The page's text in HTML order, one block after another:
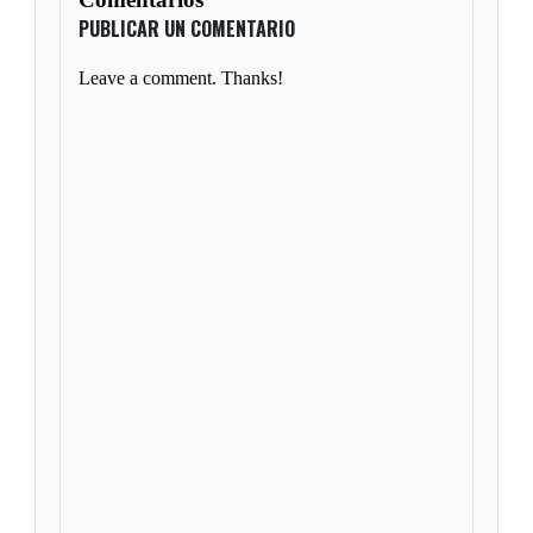
PUBLICAR UN COMENTARIO
Leave a comment. Thanks!